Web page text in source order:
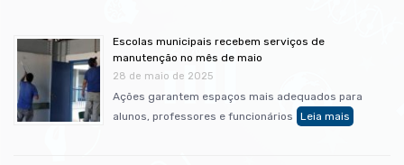
Escolas municipais recebem serviços de
manutenção no mês de maio
28 de maio de 2025
Ações garantem espaços mais adequados para
alunos, professores e funcionários